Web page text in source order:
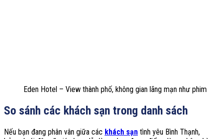
Eden Hotel – View thành phố, không gian lãng mạn như phim
So sánh các khách sạn trong danh sách
Nếu bạn đang phân vân giữa các khách sạn tình yêu Bình Thạnh,